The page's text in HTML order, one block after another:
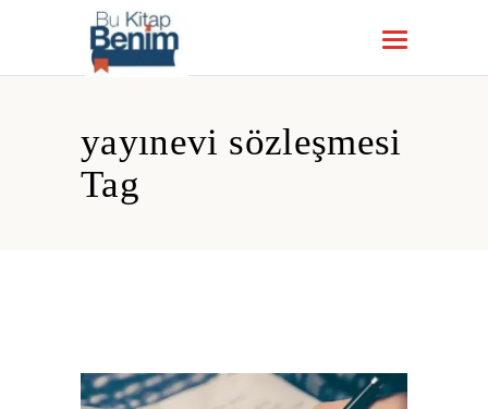
yayınevi sözleşmesi
Tag